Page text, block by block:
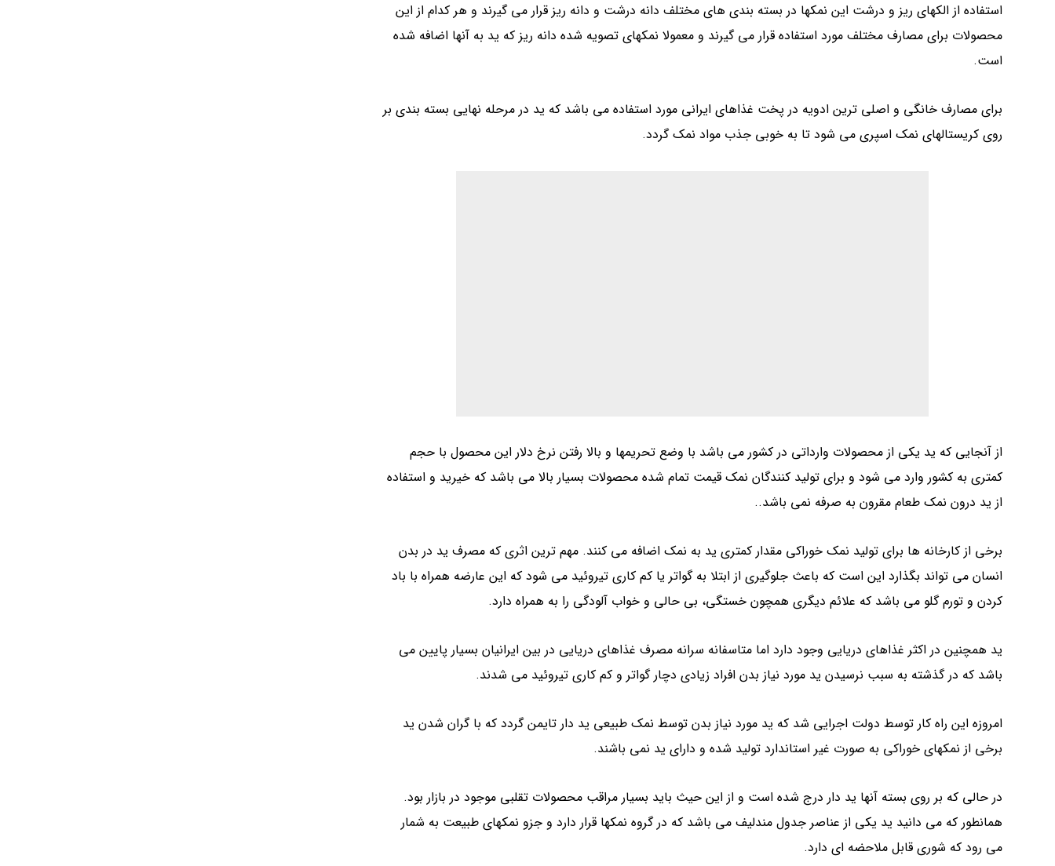
استفاده از الکهای ریز و درشت این نمکها در بسته بندی های مختلف دانه درشت و دانه ریز قرار می گیرند و هر کدام از این
محصولات برای مصارف مختلف مورد استفاده قرار می گیرند و معمولا نمکهای تصویه شده دانه ریز که ید به آنها اضافه شده
است.
برای مصارف خانگی و اصلی ترین ادویه در پخت غذاهای ایرانی مورد استفاده می باشد که ید در مرحله نهایی بسته بندی بر
روی کریستالهای نمک اسپری می شود تا به خوبی جذب مواد نمک گردد.
از آنجایی که ید یکی از محصولات وارداتی در کشور می باشد با وضع تحریمها و بالا رفتن نرخ دلار این محصول با حجم
کمتری به کشور وارد می شود و برای تولید کنندگان نمک قیمت تمام شده محصولات بسیار بالا می باشد که خیرید و استفاده
از ید درون نمک طعام مقرون به صرفه نمی باشد..
برخی از کارخانه ها برای تولید نمک خوراکی مقدار کمتری ید به نمک اضافه می کنند. مهم ترین اثری که مصرف ید در بدن
انسان می تواند بگذارد این است که باعث جلوگیری از ابتلا به گواتر یا کم کاری تیروئید می شود که این عارضه همراه با باد
کردن و تورم گلو می باشد که علائم دیگری همچون خستگی، بی حالی و خواب آلودگی را به همراه دارد.
ید همچنین در اکثر غذاهای دریایی وجود دارد اما متاسفانه سرانه مصرف غذاهای دریایی در بین ایرانیان بسیار پایین می
باشد که در گذشته به سبب نرسیدن ید مورد نیاز بدن افراد زیادی دچار گواتر و کم کاری تیروئید می شدند.
امروزه این راه کار توسط دولت اجرایی شد که ید مورد نیاز بدن توسط نمک طبیعی ید دار تایمن گردد که با گران شدن ید
برخی از نمکهای خوراکی به صورت غیر استاندارد تولید شده و دارای ید نمی باشند.
در حالی که بر روی بسته آنها ید دار درج شده است و از این حیث باید بسیار مراقب محصولات تقلبی موجود در بازار بود.
همانطور که می دانید ید یکی از عناصر جدول مندلیف می باشد که در گروه نمکها قرار دارد و جزو نمکهای طبیعت به شمار
می رود که شوری قابل ملاحضه ای دارد.